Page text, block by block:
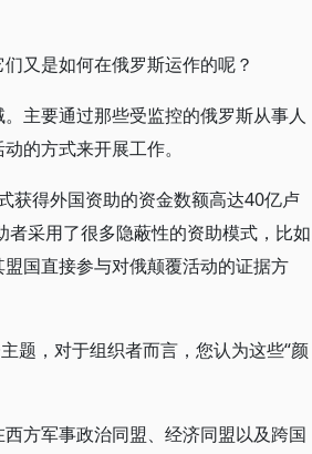
又是如何在俄罗斯运作的呢？
主要通过那些受监控的俄罗斯从事人
的方式来开展工作。
获得外国资助的资金数额高达40亿卢
采用了很多隐蔽性的资助模式，比如
国直接参与对俄颠覆活动的证据方
题，对于组织者而言，您认为这些“颜
方军事政治同盟、经济同盟以及跨国